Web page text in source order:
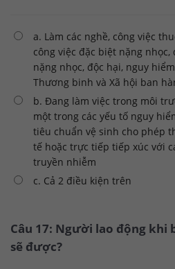
a. Làm các nghề, công việc
công việc đặc biệt nặng nhọc,
nặng nhọc, độc hại, nguy
Thương binh và Xã hội ban
b. Đang làm việc trong môi
một trong các yếu tố nguy
tiêu chuẩn vệ sinh cho phép
tế hoặc trực tiếp tiếp xúc với
truyền nhiễm
c. Cả 2 điều kiện trên
Câu 17: Người lao động khi
sẽ được?